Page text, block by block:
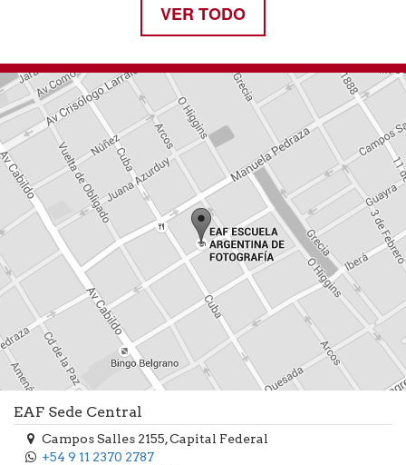
VER TODO
EAF Sede Central
Campos Salles 2155, Capital Federal
+54 9 11 2370 2787